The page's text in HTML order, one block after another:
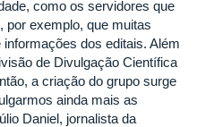
como os servidores que
por exemplo, que muitas
dos editais. Além
de Divulgação Científica
a criação do grupo surge
ainda mais as
Daniel, jornalista da